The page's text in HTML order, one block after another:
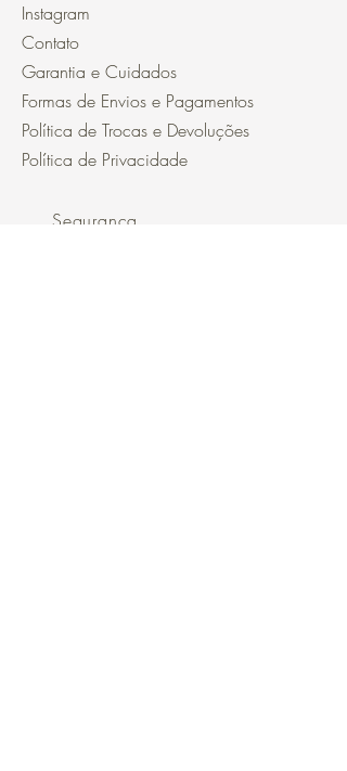
Instagram
Contato
Garantia e Cuidados
Formas de Envios e Pagamentos
Política de Trocas e Devoluções
Política de Privacidade
Segurança